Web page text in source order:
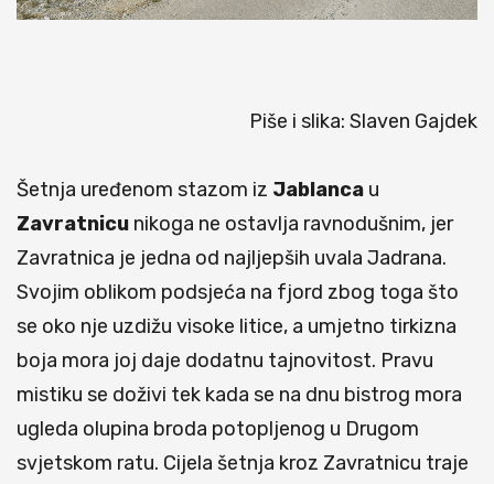
Piše i slika: Slaven Gajdek
Šetnja uređenom stazom iz Jablanca u
Zavratnicu nikoga ne ostavlja ravnodušnim, jer
Zavratnica je jedna od najljepših uvala Jadrana.
Svojim oblikom podsjeća na fjord zbog toga što
se oko nje uzdižu visoke litice, a umjetno tirkizna
boja mora joj daje dodatnu tajnovitost. Pravu
mistiku se doživi tek kada se na dnu bistrog mora
ugleda olupina broda potopljenog u Drugom
svjetskom ratu. Cijela šetnja kroz Zavratnicu traje